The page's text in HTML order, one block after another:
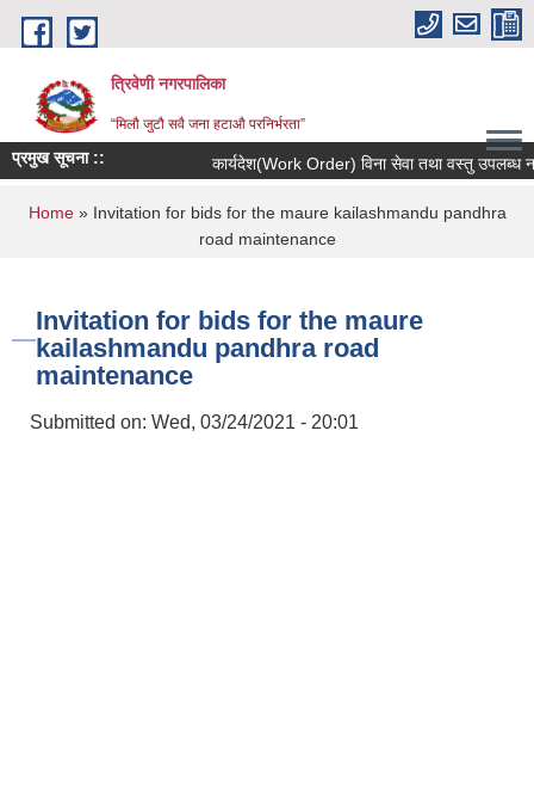
Skip to main content
त्रिवेणी नगरपालिका
“मिलौ जुटौ सवै जना हटाऔ परनिर्भरता”
प्रमुख सूचना :: कार्यदेश(Work Order) विना सेवा तथा वस्तु उपलब्ध
You are here
Home» Invitation for bids for the maure kailashmandu pandhra
road maintenance
Invitation for bids for the maure
kailashmandu pandhra road
maintenance
Submitted on: Wed, 03/24/2021 - 20:01